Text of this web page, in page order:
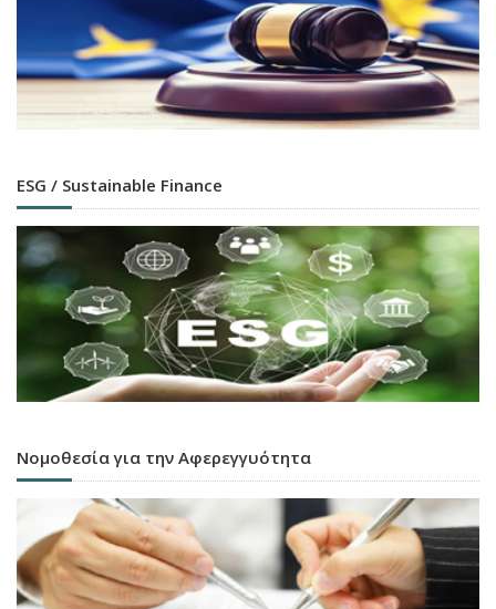
ESG / Sustainable Finance
Νομοθεσία για την Αφερεγγυότητα